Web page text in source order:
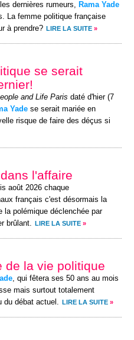
dernières rumeurs, Rama Yade
La femme politique française
à prendre? LIRE LA SUITE »
se serait
and Life Paris daté d'hier (7
Yade se serait mariée en
risque de faire des déçus si
l'affaire
août 2026 chaque
français c'est désormais la
la polémique déclenchée par
brûlant. LIRE LA SUITE »
de la vie politique
, qui fêtera ses 50 ans au mois
mais surtout totalement
du débat actuel.
LIRE LA SUITE »